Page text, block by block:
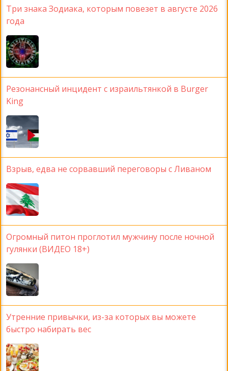
Три знака Зодиака, которым повезет в августе 2026
года
Резонансный инцидент с израильтянкой в Burger
King
Взрыв, едва не сорвавший переговоры с Ливаном
Огромный питон проглотил мужчину после ночной
гулянки (ВИДЕО 18+)
Утренние привычки, из-за которых вы можете
быстро набирать вес